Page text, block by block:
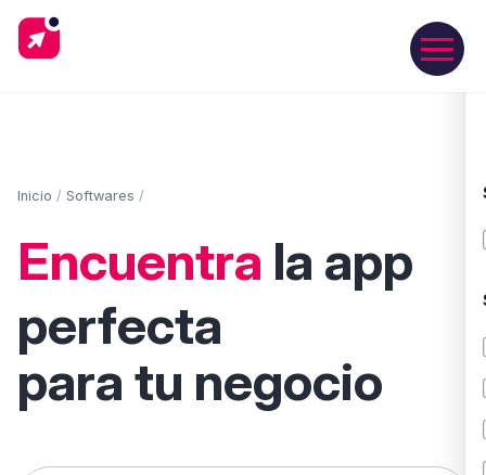
Inicio / Softwares /
Encuentra la app
perfecta
para tu negocio